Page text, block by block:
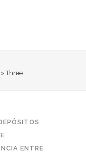
>Three
ENTRE